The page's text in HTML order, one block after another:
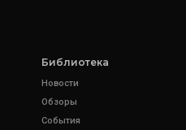
Библиотека
Новости
Обзоры
События